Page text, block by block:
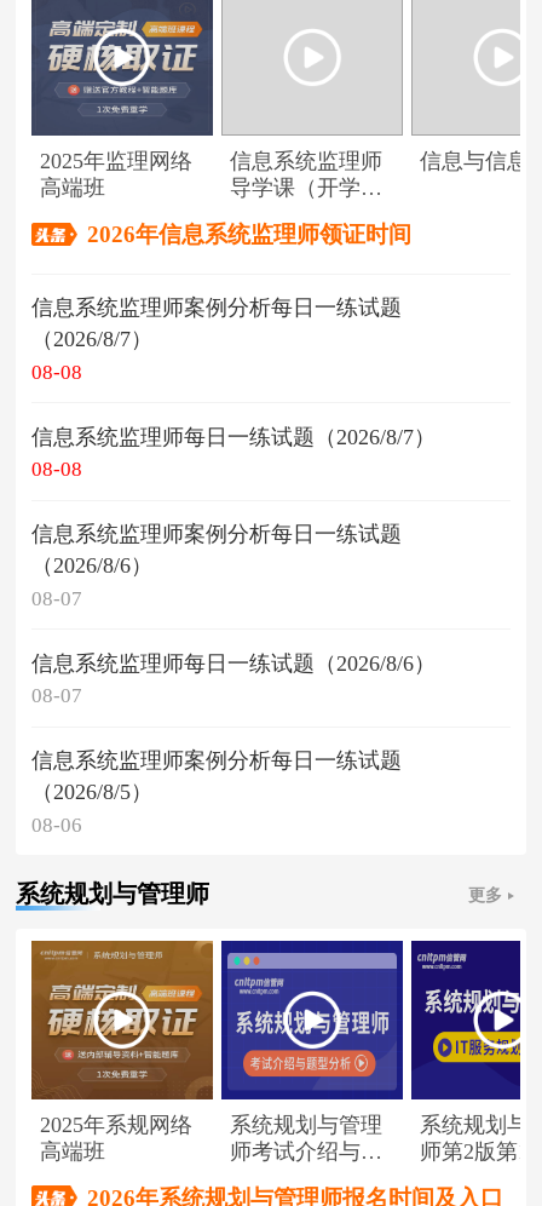
2025年监理网络
高端班
信息系统监理师
导学课（开学典
信息与信息
2026年信息系统监理师领证时间
信息系统监理师案例分析每日一练试题
（2026/8/7）
08-08
信息系统监理师每日一练试题（2026/8/7）
08-08
信息系统监理师案例分析每日一练试题
（2026/8/6）
08-07
信息系统监理师每日一练试题（2026/8/6）
08-07
信息系统监理师案例分析每日一练试题
（2026/8/5）
08-06
系统规划与管理师 更多
2025年系规网络
高端班
系统规划与管理
师考试介绍与题
系统规划与
师第2版第1
2026年系统规划与管理师报名时间及入口